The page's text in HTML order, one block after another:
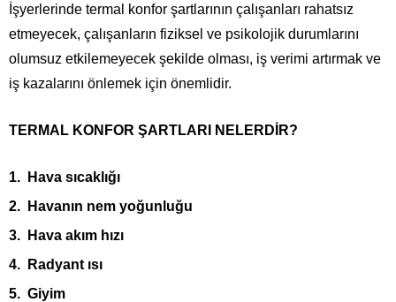
İşyerlerinde termal konfor şartlarının çalışanları rahatsız
etmeyecek, çalışanların fiziksel ve psikolojik durumlarını
olumsuz etkilemeyecek şekilde olması, iş verimi artırmak ve
iş kazalarını önlemek için önemlidir.
TERMAL KONFOR ŞARTLARI NELERDİR?
Hava sıcaklığı
Havanın nem yoğunluğu
Hava akım hızı
Radyant ısı
Giyim